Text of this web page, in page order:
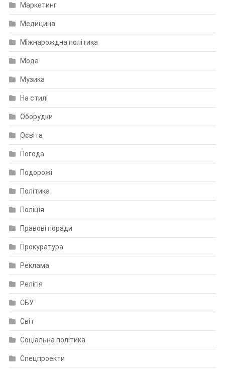
Маркетинг
Медицина
Міжнарождна політика
Мода
Музика
На стилі
Оборудки
Освіта
Погода
Подорожі
Політика
Поліція
Правові поради
Прокуратура
Реклама
Релігія
СБУ
Світ
Соціальна політика
Спецпроекти